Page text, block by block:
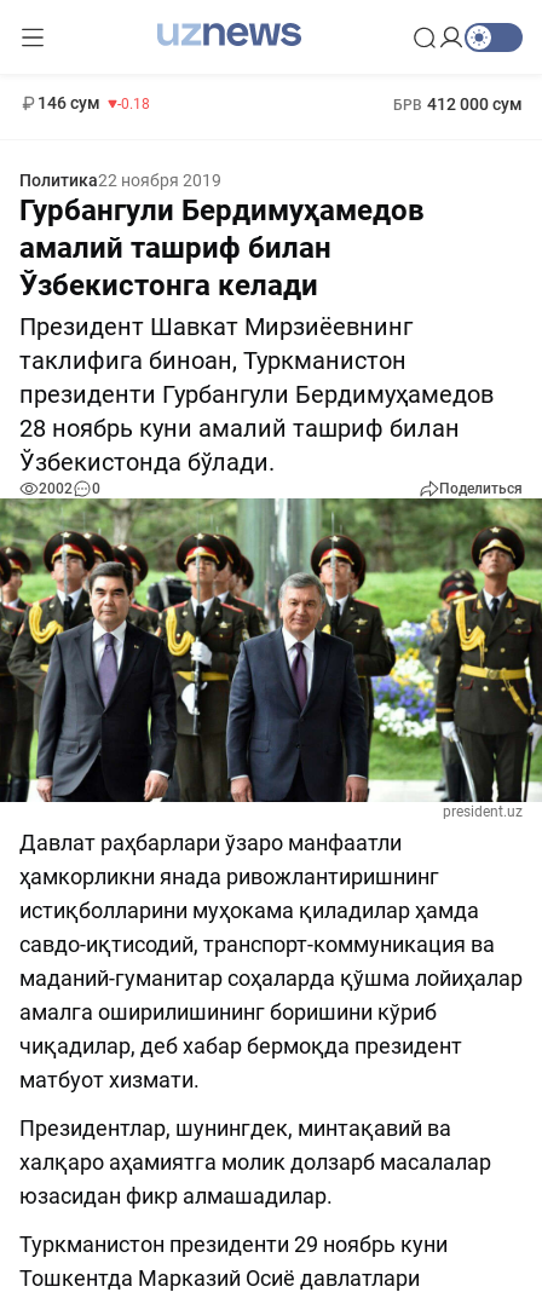
146 сум -0.18 БРВ 412 000 сум
Политика22 ноября 2019
Гурбангули Бердимуҳамедов
амалий ташриф билан
Ўзбекистонга келади
Президент Шавкат Мирзиёевнинг
таклифига биноан, Туркманистон
президенти Гурбангули Бердимуҳамедов
28 ноябрь куни амалий ташриф билан
Ўзбекистонда бўлади.
2002 0 Поделиться
president.uz
Давлат раҳбарлари ўзаро манфаатли
ҳамкорликни янада ривожлантиришнинг
истиқболларини муҳокама қиладилар ҳамда
савдо-иқтисодий, транспорт-коммуникация ва
маданий-гуманитар соҳаларда қўшма лойиҳалар
амалга оширилишининг боришини кўриб
чиқадилар, деб хабар бермоқда президент
матбуот хизмати.
Президентлар, шунингдек, минтақавий ва
халқаро аҳамиятга молик долзарб масалалар
юзасидан фикр алмашадилар.
Туркманистон президенти 29 ноябрь куни
Тошкентда Марказий Осиё давлатлари